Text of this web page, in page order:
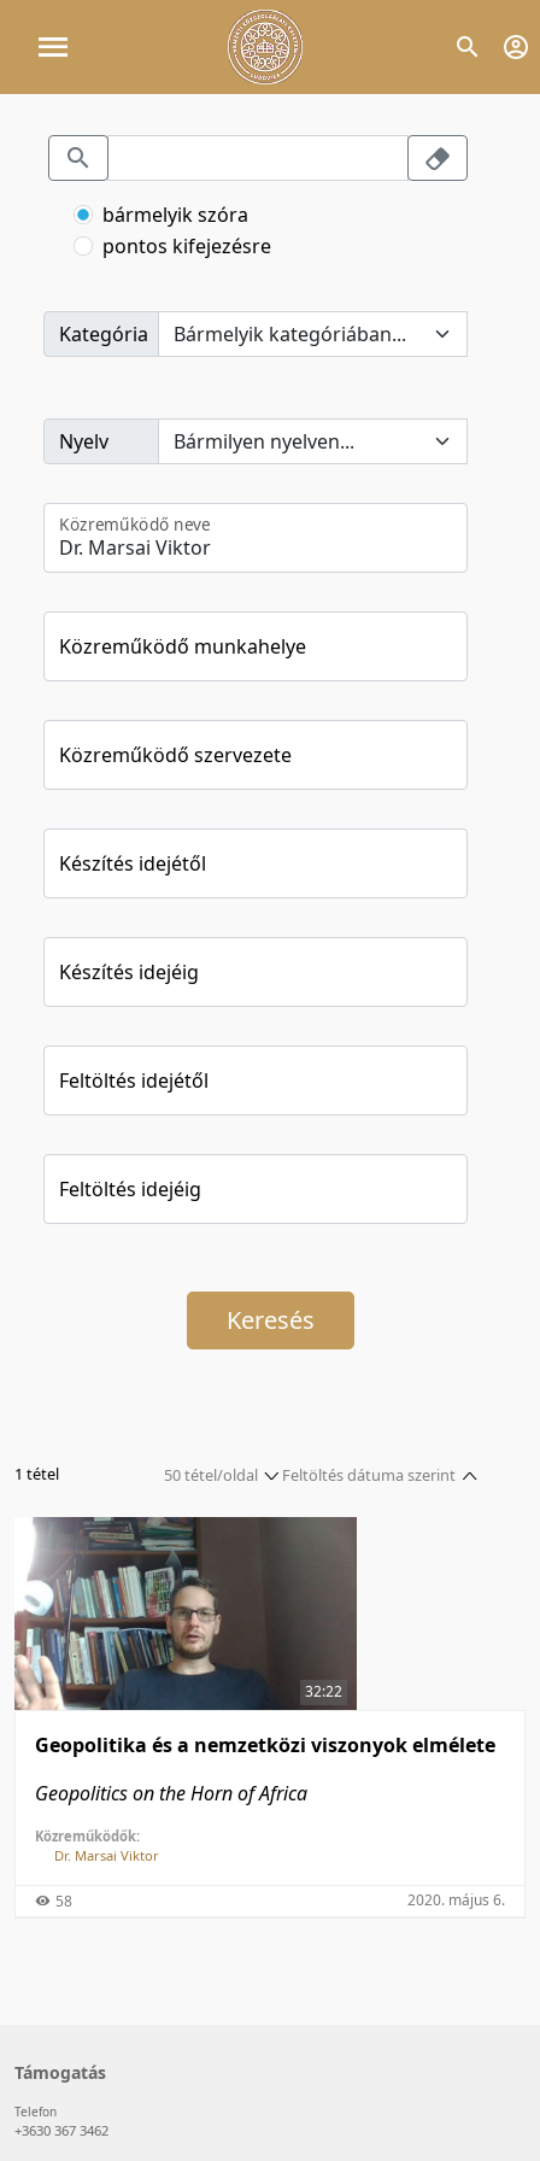
bármelyik szóra
pontos kifejezésre
Kategória
Nyelv
Közreműködő neve
Közreműködő munkahelye
Közreműködő szervezete
Készítés idejétől
Készítés idejéig
Feltöltés idejétől
Feltöltés idejéig
Keresés
Feltöltés dátuma szerint
Relevancia szerint
Utolsó módosítás szerint
Utolsó módosítás szerint
1 tétel
50 tétel/oldal
5 tétel/oldal
10 tétel/oldal
20 tétel/oldal
50 tétel/oldal
100 tétel/oldal
32:22
Geopolitika és a nemzetközi viszonyok elmélete
Geopolitics on the Horn of Africa
Közreműködők:
Dr. Marsai Viktor
58 2020. május 6.
Támogatás
Telefon
+3630 367 3462